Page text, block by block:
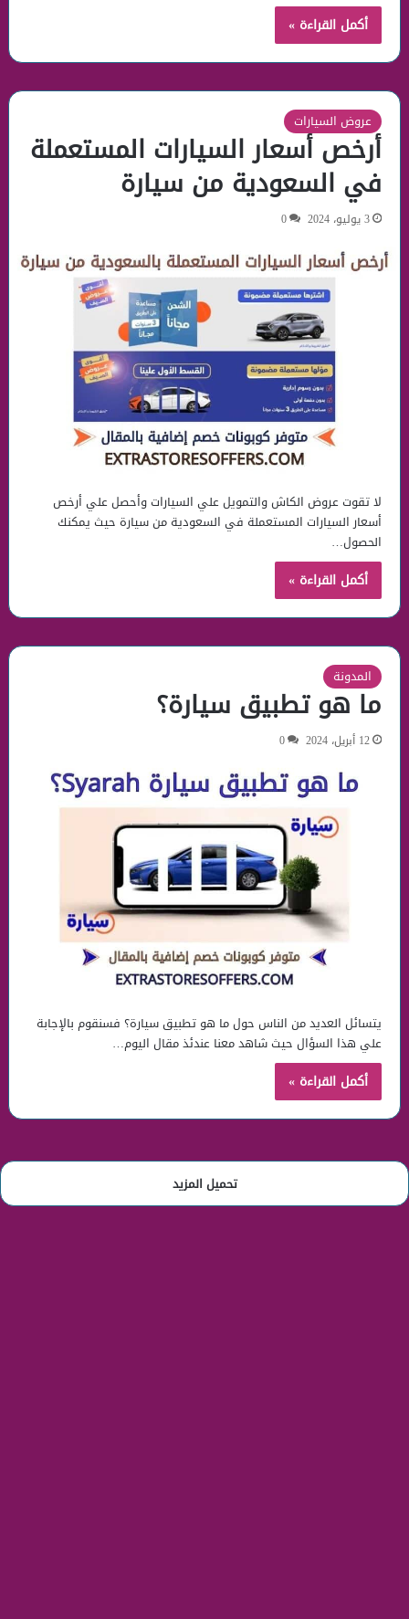
أكمل القراءة »
عروض السيارات
أرخص أسعار السيارات المستعملة
في السعودية من سيارة
3 يوليو، 2024 0
لا تقوت عروض الكاش والتمويل علي السيارات وأحصل علي أرخص
أسعار السيارات المستعملة في السعودية من سيارة حيث يمكنك
الحصول…
أكمل القراءة »
المدونة
ما هو تطبيق سيارة؟
12 أبريل، 2024 0
يتسائل العديد من الناس حول ما هو تطبيق سيارة؟ فسنقوم بالإجابة
علي هذا السؤال حيث شاهد معنا عندئذ مقال اليوم…
أكمل القراءة »
تحميل المزيد